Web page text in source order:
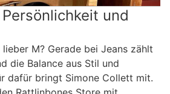
und
M? Gerade bei Jeans zählt
die Balance aus Stil und
dafür bringt Simone Collett mit.